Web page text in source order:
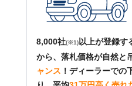
8,000社(※1) 以上が登録す
から、落札価格が自然と
ャンス ！ ディーラーでの